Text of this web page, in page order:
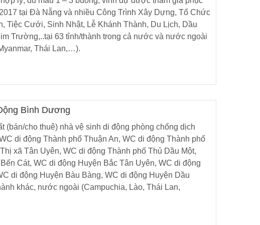
tại Đà Nẵng và nhiều Công Trình Xây Dựng, Tổ Chức
Tiệc Cưới, Sinh Nhật, Lễ Khánh Thành, Du Lịch, Dầu
Trường,..tại 63 tỉnh/thành trong cả nước và nước ngoài
Thái Lan,…).
Bình Dương
(bán/cho thuê) nhà vệ sinh di động phòng chống dịch
di động Thành phố Thuận An, WC di động Thành phố
xã Tân Uyên, WC di động Thành phố Thủ Dầu Một,
Cát, WC di động Huyện Bắc Tân Uyên, WC di động
di động Huyện Bàu Bàng, WC di động Huyện Dầu
khác, nước ngoài (Campuchia, Lào, Thái Lan,
Di Động Giá
O933 OO 3329
09:00
Sinh Công Cộng